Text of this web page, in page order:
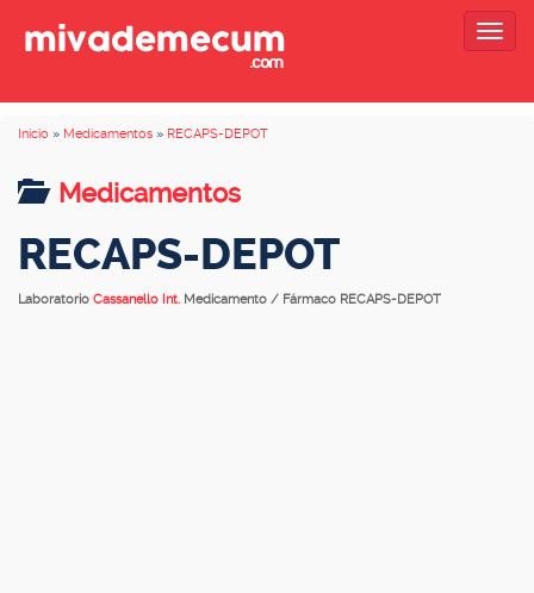
Inicio » Medicamentos » RECAPS-DEPOT
Medicamentos
RECAPS-DEPOT
Laboratorio Cassanello Int. Medicamento / Fármaco RECAPS-DEPOT